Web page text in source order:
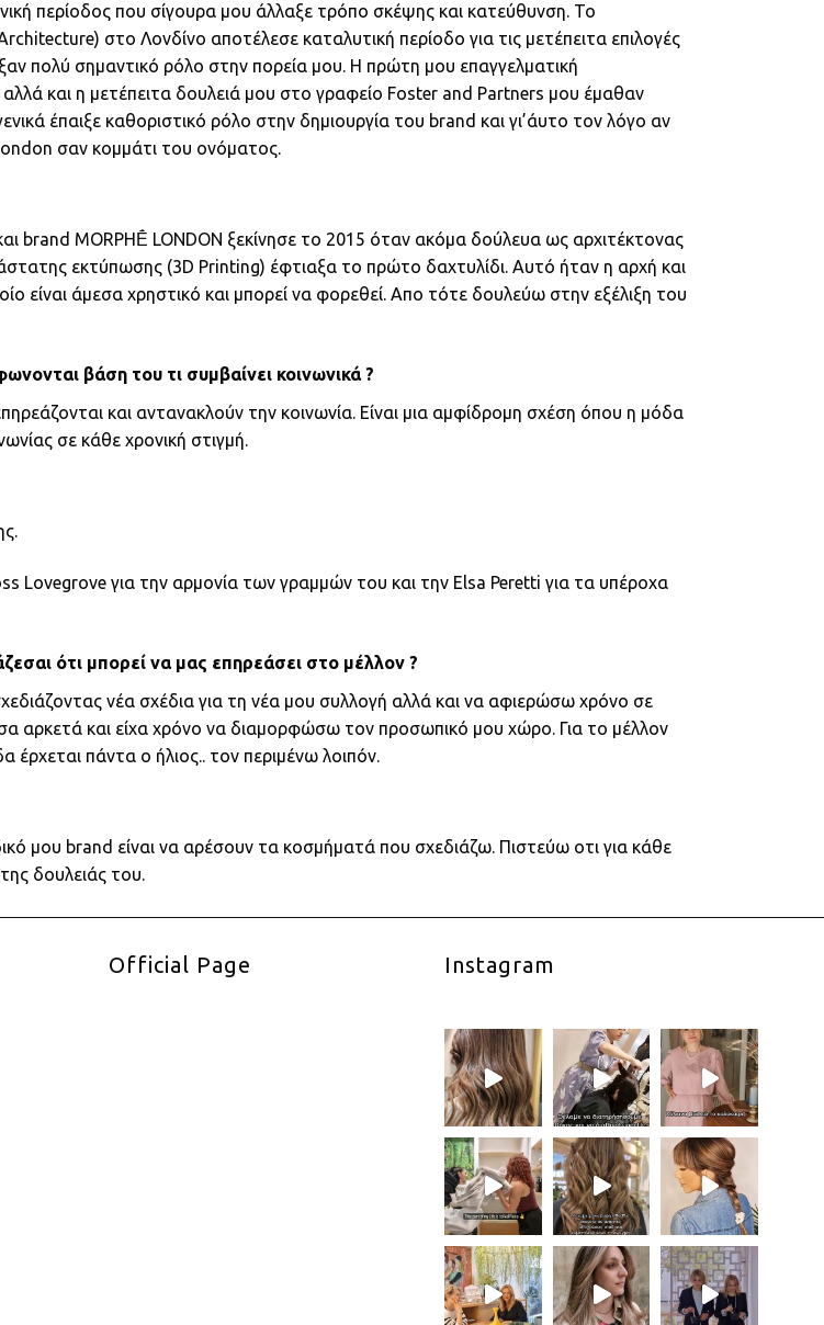
περίοδος που σίγουρα μου άλλαξε τρόπο σκέψης και κατεύθυνση. Το
στο Λονδίνο αποτέλεσε καταλυτική περίοδο για τις μετέπειτα επιλογές
πολύ σημαντικό ρόλο στην πορεία μου. Η πρώτη μου επαγγελματική
και η μετέπειτα δουλειά μου στο γραφείο Foster and Partners μου έμαθαν
έπαιξε καθοριστικό ρόλο στην δημιουργία του brand και γι’άυτο τον λόγο αν
σαν κομμάτι του ονόματος.
brand MORPHḖ LONDON ξεκίνησε το 2015 όταν ακόμα δούλευα ως αρχιτέκτονας
εκτύπωσης (3D Printing) έφτιαξα το πρώτο δαχτυλίδι. Αυτό ήταν η αρχή και
είναι άμεσα χρηστικό και μπορεί να φορεθεί. Απο τότε δουλεύω στην εξέλιξη του
βάση του τι συμβαίνει κοινωνικά ?
και αντανακλούν την κοινωνία. Είναι μια αμφίδρομη σχέση όπου η μόδα
σε κάθε χρονική στιγμή.
Lovegrove για την αρμονία των γραμμών του και την Elsa Peretti για τα υπέροχα
ότι μπορεί να μας επηρεάσει στο μέλλον ?
νέα σχέδια για τη νέα μου συλλογή αλλά και να αφιερώσω χρόνο σε
αρκετά και είχα χρόνο να διαμορφώσω τον προσωπικό μου χώρο. Για το μέλλον
έρχεται πάντα ο ήλιος.. τον περιμένω λοιπόν.
μου brand είναι να αρέσουν τα κοσμήματά που σχεδιάζω. Πιστεύω οτι για κάθε
δουλειάς του.
Official Page Instagram